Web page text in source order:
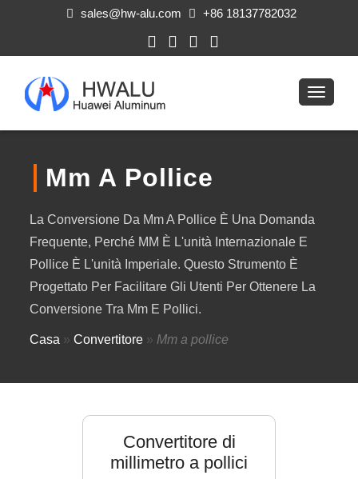
sales@hw-alu.com +86 18137782032
Mm A Pollice
La Conversione Da Mm A Pollice È Una Domanda
Frequente, Perché MM È L'unità Internazionale E
Pollice È L'unità Imperiale. Questo Strumento È
Progettato Per Facilitare Gli Utenti Per Ottenere La
Conversione Tra Mm E Pollici.
Casa »Convertitore » Mm a pollice
Convertitore di
millimetro a pollici